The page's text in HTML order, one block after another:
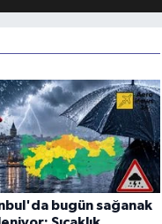
bugün sağanak